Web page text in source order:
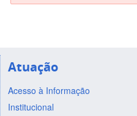
Atuação
Acesso à Informação
Institucional